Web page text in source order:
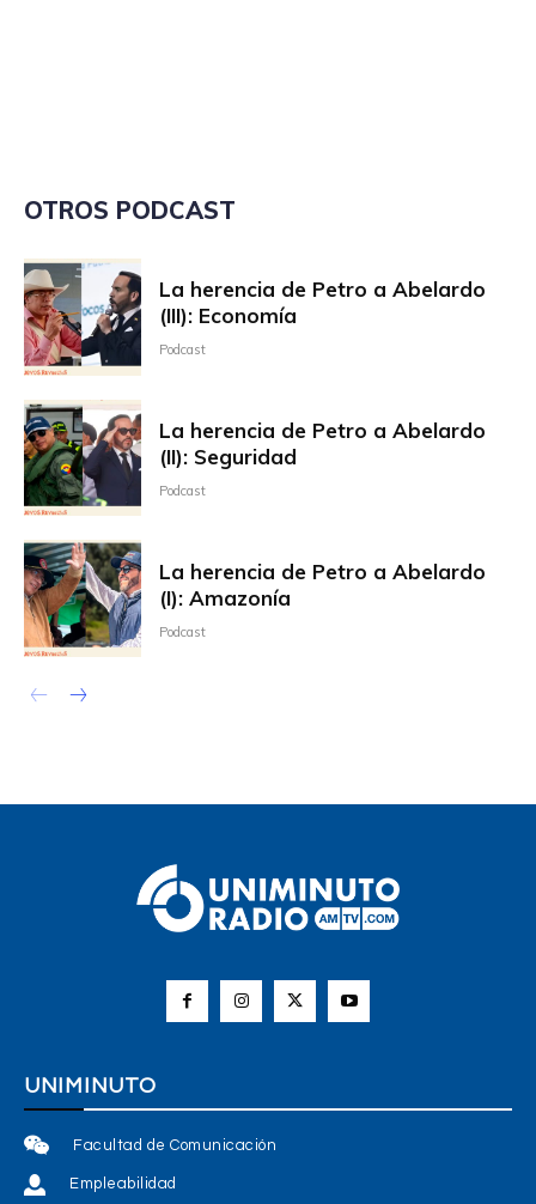
OTROS PODCAST
La herencia de Petro a Abelardo
(III): Economía
Podcast
La herencia de Petro a Abelardo
(II): Seguridad
Podcast
La herencia de Petro a Abelardo
(I): Amazonía
Podcast
UNIMINUTO
Facultad de Comunicación
Empleabilidad